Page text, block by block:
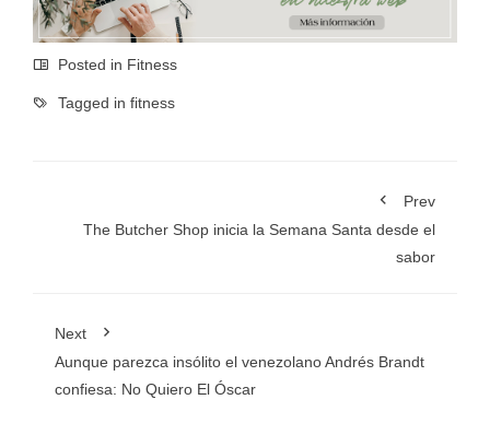
Posted in Fitness
Tagged in fitness
Prev
The Butcher Shop inicia la Semana Santa desde el
sabor
Next
Aunque parezca insólito el venezolano Andrés Brandt
confiesa: No Quiero El Óscar